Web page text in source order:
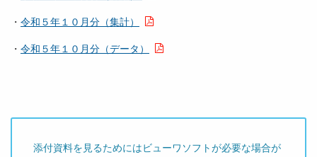
・ 令和５年１０月分（集計）
・ 令和５年１０月分（データ）
添付資料を見るためにはビューワソフトが必要な場合が